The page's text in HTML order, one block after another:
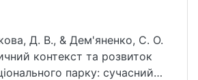
Д. В., & Дем'яненко, С. О.
контекст та розвиток
парку: сучасний